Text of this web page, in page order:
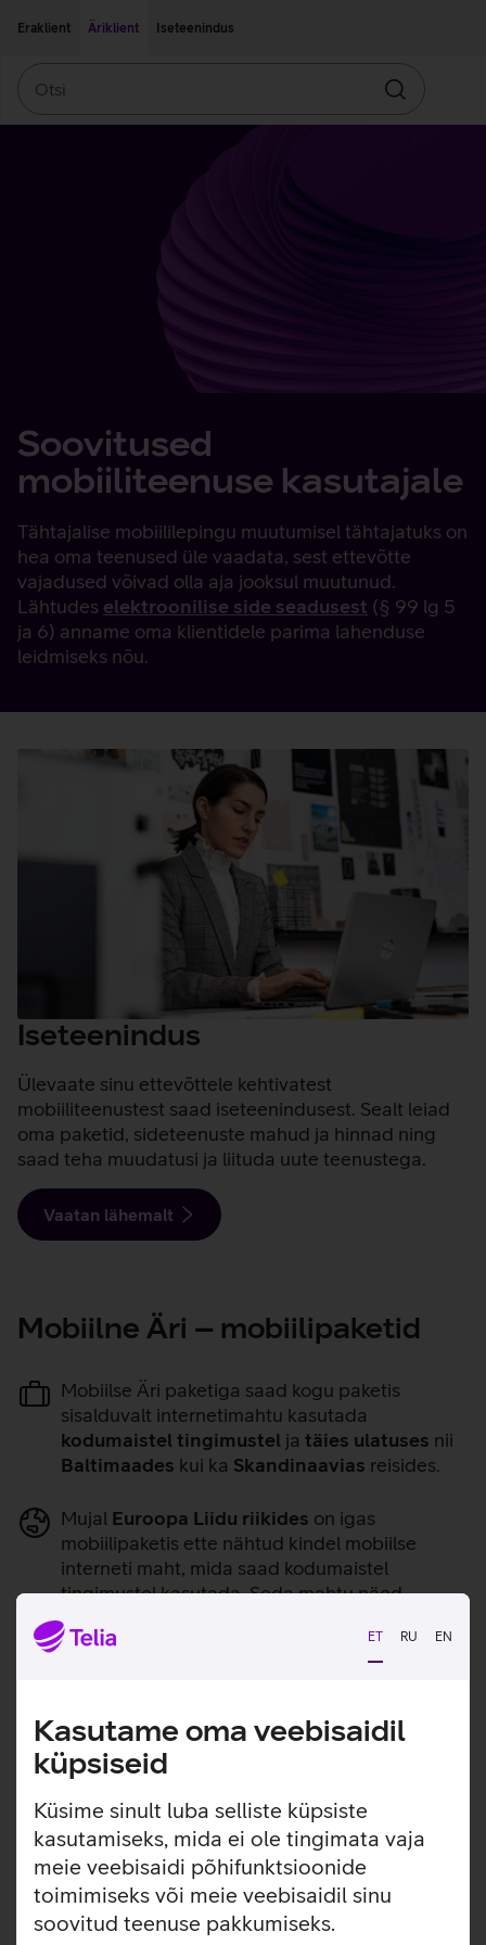
ET RU EN
Kasutame oma veebisaidil
küpsiseid
Küsime sinult luba selliste küpsiste
kasutamiseks, mida ei ole tingimata vaja
meie veebisaidi põhifunktsioonide
toimimiseks või meie veebisaidil sinu
soovitud teenuse pakkumiseks.
Eraklient
Äriklient Iseteenindus
Otsin
Soovitused
mobiiliteenuse kasutajale
Tähtajalise mobiililepingu muutumisel tähtajatuks on
hea oma teenused üle vaadata, sest ettevõtte
vajadused võivad olla aja jooksul muutunud.
Lähtudes elektroonilise side seadusest (§ 99 lg 5
ja 6) anname oma klientidele parima lahenduse
leidmiseks nõu.
Iseteenindus
Ülevaate sinu ettevõttele kehtivatest
mobiiliteenustest saad iseteenindusest. Sealt leiad
oma paketid, sideteenuste mahud ja hinnad ning
saad teha muudatusi ja liituda uute teenustega.
Vaatan lähemalt
Mobiilne Äri – mobiilipaketid
Mobiilse Äri paketiga saad kogu paketis
sisalduvalt internetimahtu kasutada
kodumaistel tingimustel ja täies ulatuses nii
Baltimaades kui ka Skandinaavias reisides.
Mujal Euroopa Liidu riikides on igas
mobiilipaketis ette nähtud kindel mobiilse
interneti maht, mida saad kodumaistel
tingimustel kasutada. Seda mahtu näed
iseteenindusest ja kodulehelt.
Soovi korral vali nende seast sobiv uus pakett, mis
vastab sinu ettevõtte muutunud vajadustele. Sulle
hetkel kehtivat paketti saad vaadata ja muuta
iseteeninduses.
Vaatan lähemalt